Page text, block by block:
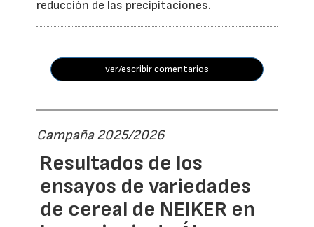
reducción de las precipitaciones.
ver/escribir comentarios
Campaña 2025/2026
Resultados de los
ensayos de variedades
de cereal de NEIKER en